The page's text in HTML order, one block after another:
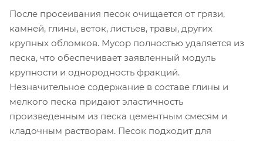
После просеивания песок очищается от грязи,
камней, глины, веток, листьев, травы, других
крупных обломков. Мусор полностью удаляется из
песка, что обеспечивает заявленный модуль
крупности и однородность фракций.
Незначительное содержание в составе глины и
мелкого песка придают эластичность
произведенным из песка цементным смесям и
кладочным растворам. Песок подходит для